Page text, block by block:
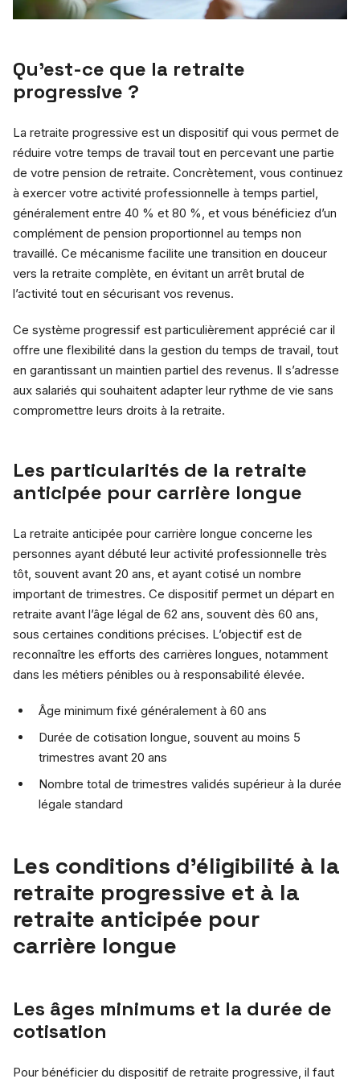
Qu’est-ce que la retraite
progressive ?
La retraite progressive est un dispositif qui vous permet de
réduire votre temps de travail tout en percevant une partie
de votre pension de retraite. Concrètement, vous continuez
à exercer votre activité professionnelle à temps partiel,
généralement entre 40 % et 80 %, et vous bénéficiez d’un
complément de pension proportionnel au temps non
travaillé. Ce mécanisme facilite une transition en douceur
vers la retraite complète, en évitant un arrêt brutal de
l’activité tout en sécurisant vos revenus.
Ce système progressif est particulièrement apprécié car il
offre une flexibilité dans la gestion du temps de travail, tout
en garantissant un maintien partiel des revenus. Il s’adresse
aux salariés qui souhaitent adapter leur rythme de vie sans
compromettre leurs droits à la retraite.
Les particularités de la retraite
anticipée pour carrière longue
La retraite anticipée pour carrière longue concerne les
personnes ayant débuté leur activité professionnelle très
tôt, souvent avant 20 ans, et ayant cotisé un nombre
important de trimestres. Ce dispositif permet un départ en
retraite avant l’âge légal de 62 ans, souvent dès 60 ans,
sous certaines conditions précises. L’objectif est de
reconnaître les efforts des carrières longues, notamment
dans les métiers pénibles ou à responsabilité élevée.
Âge minimum fixé généralement à 60 ans
Durée de cotisation longue, souvent au moins 5
trimestres avant 20 ans
Nombre total de trimestres validés supérieur à la durée
légale standard
Les conditions d’éligibilité à la
retraite progressive et à la
retraite anticipée pour
carrière longue
Les âges minimums et la durée de
cotisation
Pour bénéficier du dispositif de retraite progressive, il faut